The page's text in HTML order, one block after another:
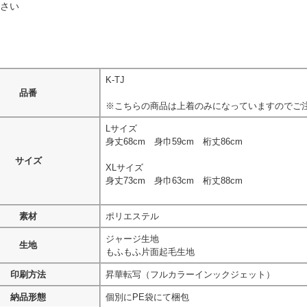
い
品番
K-TJ
※こちらの商品は上着のみになっていますのでご
サイズ
Lサイズ
身丈68cm 身巾59cm 桁丈86cm
XLサイズ
身丈73cm 身巾63cm 桁丈88cm
素材 ポリエステル
生地
ジャージ生地
もふもふ片面起毛生地
印刷方法 昇華転写（フルカラーインックジェット）
納品形態 個別にPE袋にて梱包